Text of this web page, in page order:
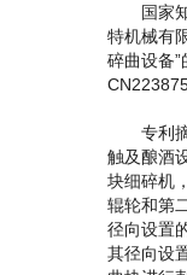
国家知
特机械有
碎曲设备
专利摘
触及酿酒
块细碎机
辊轮和第
径向设置
其径向设